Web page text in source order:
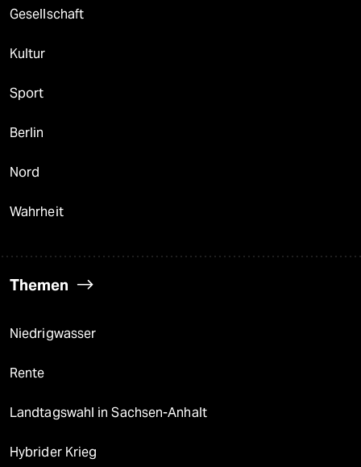
Gesellschaft
Kultur
Sport
Berlin
Nord
Wahrheit
Themen
Niedrigwasser
Rente
Landtagswahl in Sachsen-Anhalt
Hybrider Krieg